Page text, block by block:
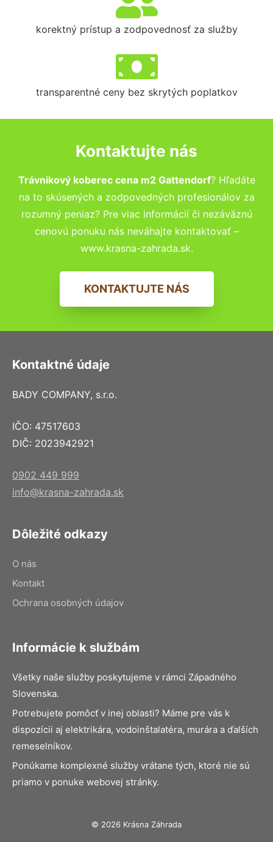
korektný prístup a zodpovednosť za služby
transparentné ceny bez skrytých poplatkov
Kontaktujte nás
Trávnikový koberec cena m2 Gattendorf? Hľadáte
na to skúsených a zodpovedných profesionálov za
rozumný peniaz? Pre viac informácií či nezáväznú
cenovú ponuku nás neváhajte kontaktovať –
www.krasna-zahrada.sk.
KONTAKTUJTE NÁS
Kontaktné údaje
BADY COMPANY, s.r.o.
IČO: 47517603
DIČ: 2023942921
0902 449 999
info@krasna-zahrada.sk
Dôležité odkazy
O nás
Kontakt
Ochrana osobných údajov
Informácie k službám
Všetky naše služby poskytujeme v rámci Západného
Slovenska.
Potrebujete pomôcť v inej oblasti? Máme pre vás k
dispozícii aj elektrikára, vodoinštalatéra, murára a ďalších
remeselníkov.
Ponúkame komplexné služby vrátane tých, ktoré nie sú
priamo v ponuke webovej stránky.
© 2026 Krásna Záhrada